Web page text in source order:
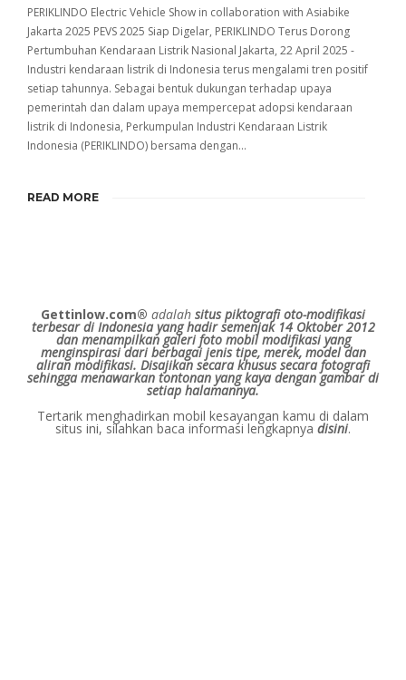
PERIKLINDO Electric Vehicle Show in collaboration with Asiabike
Jakarta 2025 PEVS 2025 Siap Digelar, PERIKLINDO Terus Dorong
Pertumbuhan Kendaraan Listrik Nasional Jakarta, 22 April 2025 -
Industri kendaraan listrik di Indonesia terus mengalami tren positif
setiap tahunnya. Sebagai bentuk dukungan terhadap upaya
pemerintah dan dalam upaya mempercepat adopsi kendaraan
listrik di Indonesia, Perkumpulan Industri Kendaraan Listrik
Indonesia (PERIKLINDO) bersama dengan…
READ MORE
Gettinlow.com® adalah situs piktografi oto-modifikasi
terbesar di Indonesia yang hadir semenjak 14 Oktober 2012
dan menampilkan galeri foto mobil modifikasi yang
menginspirasi dari berbagai jenis tipe, merek, model dan
aliran modifikasi. Disajikan secara khusus secara fotografi
sehingga menawarkan tontonan yang kaya dengan gambar di
setiap halamannya.
Tertarik menghadirkan mobil kesayangan kamu di dalam
situs ini, silahkan baca informasi lengkapnya disini.